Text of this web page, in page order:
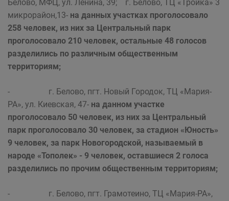
Белово, МФЦ, ул. Ленина, 39; г. Белово, ТЦ «Тройка» 3
микрорайон,13- на данных участках проголосовало
258 человек, из них за Центральный парк
проголосовало 210 человек, остальные 48 голосов
разделились по различным общественным
территориям;
- г. Белово, пгт. Новый Городок, ТЦ «Мария-
РА», ул. Киевская, 47- на данном участке
проголосовало 50 человек, из них за Центральный
парк проголосовало 30 человек, за стадион «Юность»
9 человек, за парк Новогородской, называемый в
народе «Тополек» - 9 человек, оставшиеся 2 голоса
разделились по прочим общественным территориям;
- г. Белово, пгт. Грамотеино, ТЦ «Мария-РА»,